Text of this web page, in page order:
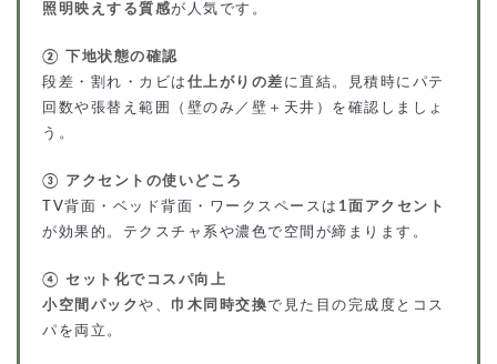
照明映えする質感が人気です。
② 下地状態の確認
段差・割れ・カビは 仕上がりの差 に直結。見積時にパテ
回数や張替え範囲（壁のみ／壁＋天井）を確認しましょ
う。
③ アクセントの使いどころ
TV背面・ベッド背面・ワークスペースは 1面アクセント
が効果的。テクスチャ系や濃色で空間が締まります。
④ セット化でコスパ向上
小空間パック や、 巾木同時交換で見た目の完成度とコス
パを両立。